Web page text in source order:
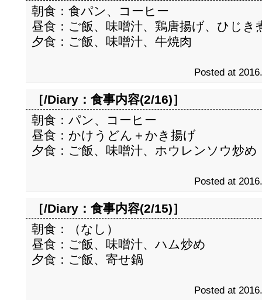
朝食：食パン、コーヒー
昼食：ご飯、味噌汁、鶏唐揚げ、ひじき
夕食：ご飯、味噌汁、牛焼肉
Posted at
［/Diary： 食事内容(2/16)］
朝食：パン、コーヒー
昼食：かけうどん＋かき揚げ
夕食：ご飯、味噌汁、ホウレンソウ炒め
Posted at
［/Diary： 食事内容(2/15)］
朝食：（なし）
昼食：ご飯、味噌汁、ハム炒め
夕食：ご飯、寄せ鍋
Posted at